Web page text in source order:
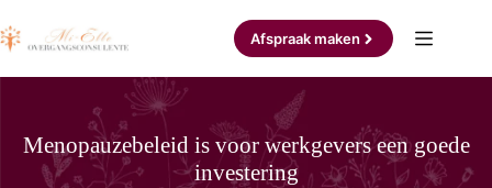
naar
de
Afspraak maken
Menopauzebeleid is voor werkgevers een goede
investering